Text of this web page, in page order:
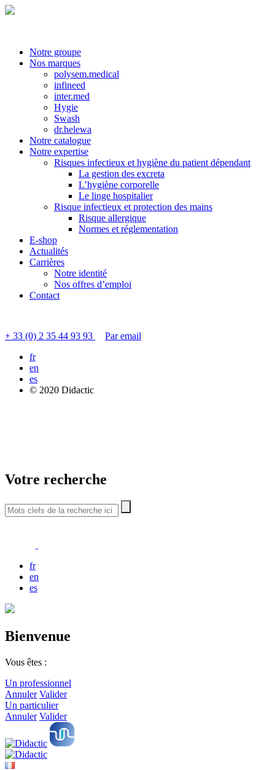
Notre groupe
Nos marques
polysem.medical
infineed
inter.med
Hygie
Swash
dr.helewa
Notre catalogue
Notre expertise
Risques infectieux et hygiène du patient dépendant
La gestion des excreta
L’hygiène corporelle
Le linge hospitalier
Risque infectieux et protection des mains
Risque allergique
Normes et réglementation
E-shop
Actualités
Carrières
Notre identité
Nos offres d’emploi
Contact
+ 33 (0) 2 35 44 93 93
Par email
fr
en
es
© 2020 Didactic
Votre recherche
fr
en
es
Bienvenue
Vous êtes :
Un professionnel
Annuler Valider
Un particulier
Annuler Valider